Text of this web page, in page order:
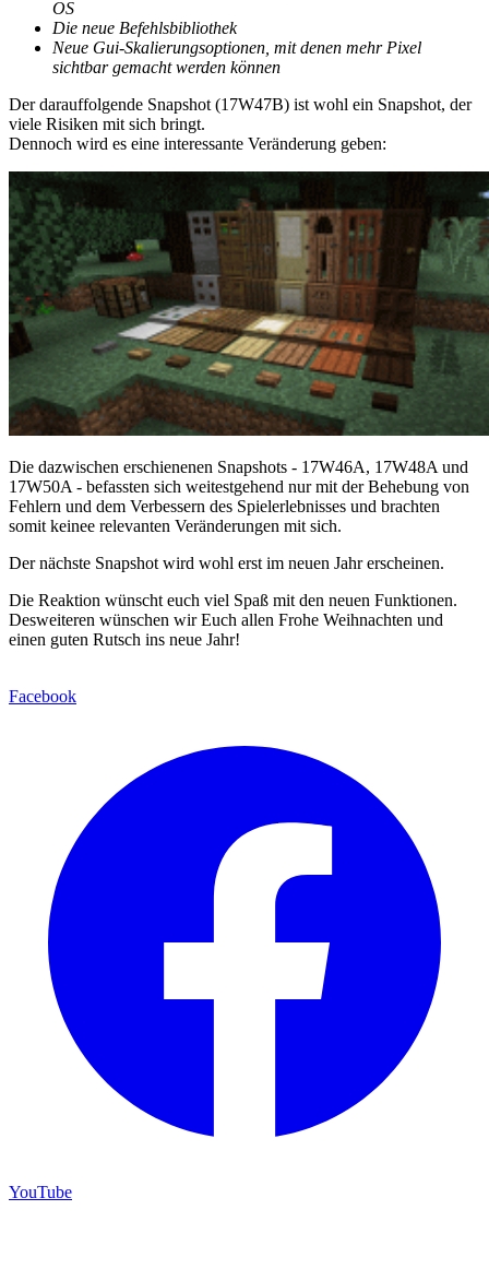
OS
Die neue Befehlsbibliothek
Neue Gui-Skalierungsoptionen, mit denen mehr Pixel
sichtbar gemacht werden können
Der darauffolgende Snapshot (17W47B) ist wohl ein Snapshot, der
viele Risiken mit sich bringt.
Dennoch wird es eine interessante Veränderung geben:
Die dazwischen erschienenen Snapshots - 17W46A, 17W48A und
17W50A - befassten sich weitestgehend nur mit der Behebung von
Fehlern und dem Verbessern des Spielerlebnisses und brachten
somit keinee relevanten Veränderungen mit sich.
Der nächste Snapshot wird wohl erst im neuen Jahr erscheinen.
Die Reaktion wünscht euch viel Spaß mit den neuen Funktionen.
Desweiteren wünschen wir Euch allen Frohe Weihnachten und
einen guten Rutsch ins neue Jahr!
Facebook
YouTube